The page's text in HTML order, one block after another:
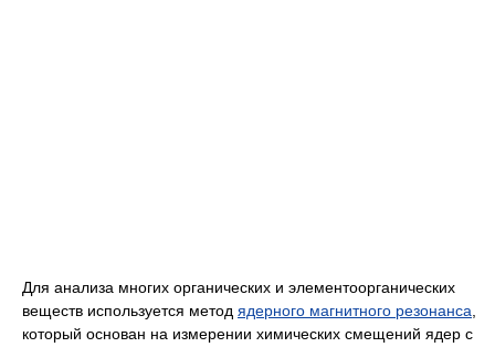
Для анализа многих органических и элементоорганических
веществ используется метод ядерного магнитного резонанса,
который основан на измерении химических смещений ядер с